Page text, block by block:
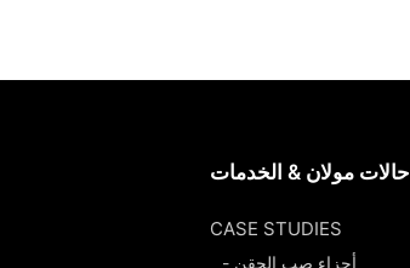
حالات مولان & الخدمات
CASE STUDIES
- أجزاء صب الحقن